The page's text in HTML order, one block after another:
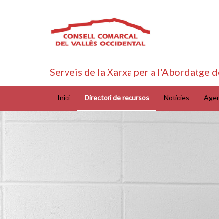
Serveis de la Xarxa per a l'Abordatge
Inici Directori de recursos Notícies